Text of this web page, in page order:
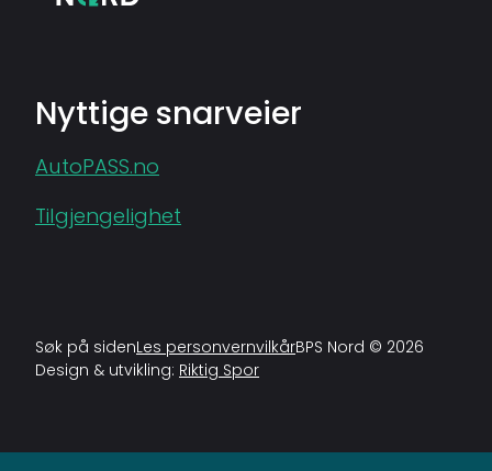
Nyttige snarveier
AutoPASS.no
Tilgjengelighet
Søk på sidenLes personvernvilkårBPS Nord © 2026
Design & utvikling: Riktig Spor